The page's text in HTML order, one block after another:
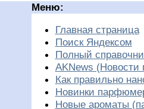
Меню:
Главная страница
Поиск Яндексом
Полный
AKNews
Как правильно
Новинки
Новые ароматы